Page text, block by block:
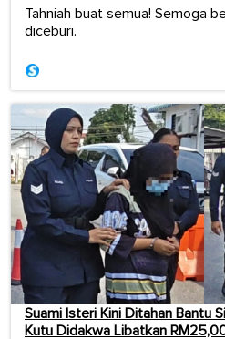
Tahniah buat semua! Semoga
diceburi.
Suami Isteri Kini Ditahan Bantu
Kutu Didakwa Libatkan